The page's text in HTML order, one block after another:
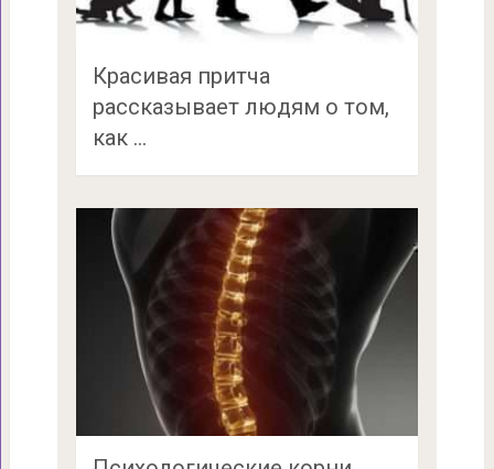
Красивая притча
рассказывает людям о том,
как …